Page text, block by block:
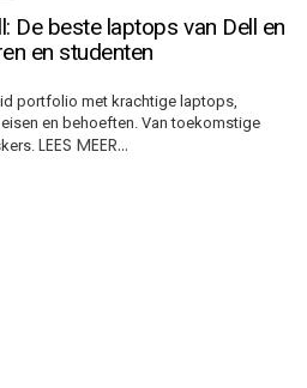
De beste laptops van Dell en
en studenten
portfolio met krachtige laptops,
en behoeften. Van toekomstige
LEES MEER…